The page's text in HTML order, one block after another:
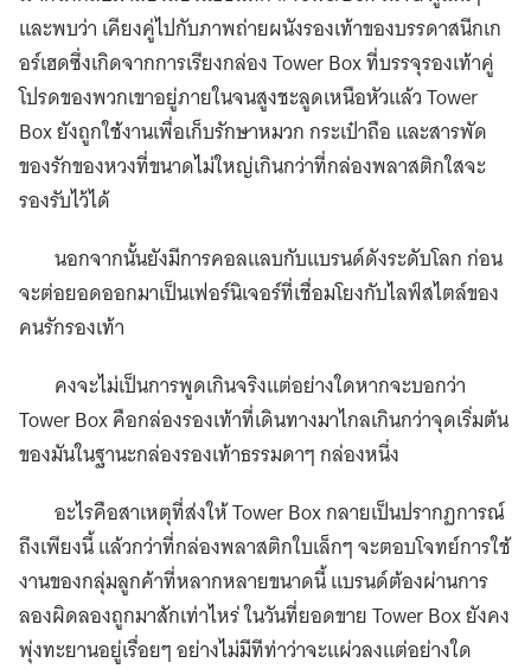
และพบว่า เคียงคู่ไปกับภาพถ่ายผนังรองเท้าของบรรดาสนีกเก
อร์เฮดซึ่งเกิดจากการเรียงกล่อง Tower Box ที่บรรจุรองเท้าคู่
โปรดของพวกเขาอยู่ภายในจนสูงชะลูดเหนือหัวแล้ว Tower
Box ยังถูกใช้งานเพื่อเก็บรักษาหมวก กระเป๋าถือ และสารพัด
ของรักของหวงที่ขนาดไม่ใหญ่เกินกว่าที่กล่องพลาสติกใสจะ
รองรับไว้ได้
นอกจากนั้นยังมีการคอลแลบกับแบรนด์ดังระดับโลก ก่อน
จะต่อยอดออกมาเป็นเฟอร์นิเจอร์ที่เชื่อมโยงกับไลฟ์สไตล์ของ
คนรักรองเท้า
คงจะไม่เป็นการพูดเกินจริงแต่อย่างใดหากจะบอกว่า
Tower Box คือกล่องรองเท้าที่เดินทางมาไกลเกินกว่าจุดเริ่มต้น
ของมันในฐานะกล่องรองเท้าธรรมดาๆ กล่องหนึ่ง
อะไรคือสาเหตุที่ส่งให้ Tower Box กลายเป็นปรากฏการณ์
ถึงเพียงนี้ แล้วกว่าที่กล่องพลาสติกใบเล็กๆ จะตอบโจทย์การใช้
งานของกลุ่มลูกค้าที่หลากหลายขนาดนี้ แบรนด์ต้องผ่านการ
ลองผิดลองถูกมาสักเท่าไหร่ ในวันที่ยอดขาย Tower Box ยังคง
พุ่งทะยานอยู่เรื่อยๆ อย่างไม่มีทีท่าว่าจะแผ่วลงแต่อย่างใด